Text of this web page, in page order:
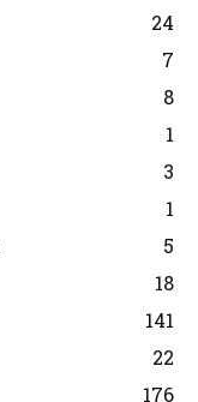
24
7
8
1
3
1
5
18
141
22
176